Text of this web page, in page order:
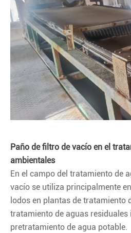
Paño de filtro de vacío en el
ambientales
En el campo del tratamiento de
vacío se utiliza principalmente
lodos en plantas de tratamiento
tratamiento de aguas residuales
pretratamiento de agua potable.